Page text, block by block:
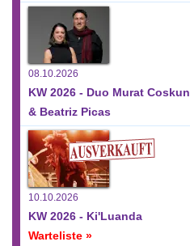
08.10.2026
KW 2026 - Duo Murat Coskun
& Beatriz Picas
10.10.2026
KW 2026 - Ki'Luanda
Warteliste »